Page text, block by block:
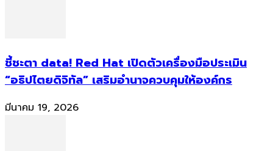
ชี้ชะตา data! Red Hat เปิดตัวเครื่องมือประเมิน
“อธิปไตยดิจิทัล” เสริมอำนาจควบคุมให้องค์กร
มีนาคม 19, 2026